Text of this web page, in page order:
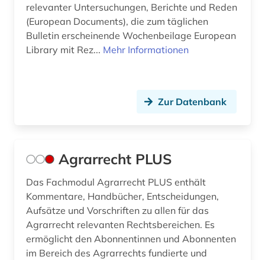
commonwealth (9)
compliance (1)
controlling (1)
covid (1)
covid-19 (2)
datanbank (1)
daten (2)
datenanalyse (1)
relevanter Untersuchungen, Berichte und Reden
(European Documents), die zum täglichen
Bulletin erscheinende Wochenbeilage European
Library mit Rez... Mehr Informationen
Zur Datenbank
Agrarrecht PLUS
Das Fachmodul Agrarrecht PLUS enthält
Kommentare, Handbücher, Entscheidungen,
Aufsätze und Vorschriften zu allen für das
Agrarrecht relevanten Rechtsbereichen. Es
ermöglicht den Abonnentinnen und Abonnenten
im Bereich des Agrarrechts fundierte und